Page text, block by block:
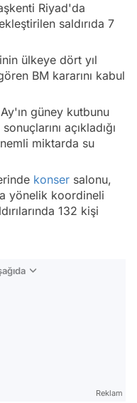
Riyad'da
saldırıda 7
ülkeye dört yıl
BM kararını kabul
güney kutbunu
açıkladığı
miktarda su
konser salonu,
yönelik koordineli
132 kişi
Reklam